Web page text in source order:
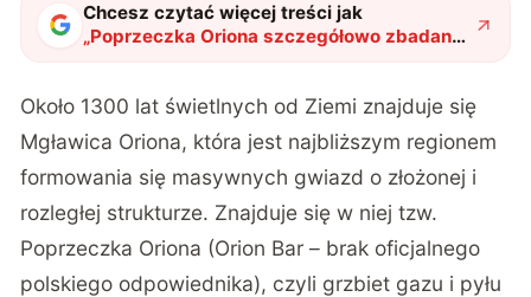
Chcesz czytać więcej treści jak
„Poprzeczka Oriona szczegółowo zbadana
przez rosyjskich astronomów"?
Około 1300 lat świetlnych od Ziemi znajduje się
Mgławica Oriona, która jest najbliższym regionem
formowania się masywnych gwiazd o złożonej i
rozległej strukturze. Znajduje się w niej tzw.
Poprzeczka Oriona (Orion Bar – brak oficjalnego
polskiego odpowiednika), czyli grzbiet gazu i pyłu